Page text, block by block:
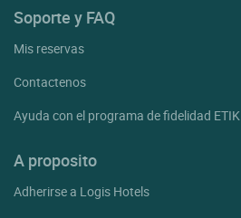
Soporte y FAQ
Mis reservas
Contactenos
Ayuda con el programa de fidelidad ETIK
A proposito
Adherirse a Logis Hotels